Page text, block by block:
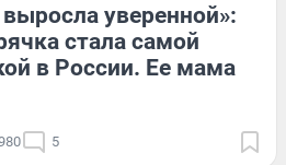
уверенной»:
стала самой
в России. Ее мама
5